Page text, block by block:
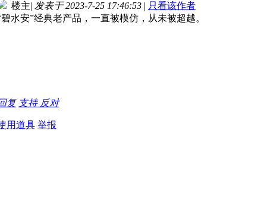
楼主| 发表于 2023-7-25 17:46:53 | 只看该作者
碧水安”经典老产品，一直被模仿，从未被超越。
复 支持 反对
用道具 举报